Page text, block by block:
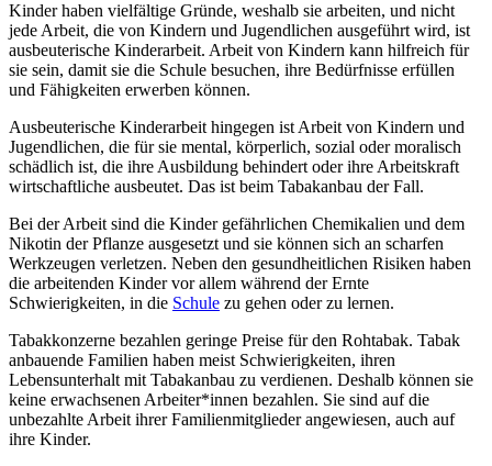
Kinder haben vielfältige Gründe, weshalb sie arbeiten, und nicht
jede Arbeit, die von Kindern und Jugendlichen ausgeführt wird, ist
ausbeuterische Kinderarbeit. Arbeit von Kindern kann hilfreich für
sie sein, damit sie die Schule besuchen, ihre Bedürfnisse erfüllen
und Fähigkeiten erwerben können.
Ausbeuterische Kinderarbeit hingegen ist Arbeit von Kindern und
Jugendlichen, die für sie mental, körperlich, sozial oder moralisch
schädlich ist, die ihre Ausbildung behindert oder ihre Arbeitskraft
wirtschaftliche ausbeutet. Das ist beim Tabakanbau der Fall.
Bei der Arbeit sind die Kinder gefährlichen Chemikalien und dem
Nikotin der Pflanze ausgesetzt und sie können sich an scharfen
Werkzeugen verletzen. Neben den gesundheitlichen Risiken haben
die arbeitenden Kinder vor allem während der Ernte
Schwierigkeiten, in die Schule zu gehen oder zu lernen.
Tabakkonzerne bezahlen geringe Preise für den Rohtabak. Tabak
anbauende Familien haben meist Schwierigkeiten, ihren
Lebensunterhalt mit Tabakanbau zu verdienen. Deshalb können sie
keine erwachsenen Arbeiter*innen bezahlen. Sie sind auf die
unbezahlte Arbeit ihrer Familienmitglieder angewiesen, auch auf
ihre Kinder.